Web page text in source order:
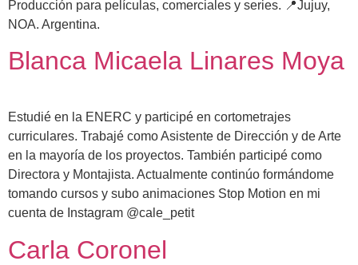
Producción para películas, comerciales y series. 📍Jujuy,
NOA. Argentina.
Blanca Micaela Linares Moya
Estudié en la ENERC y participé en cortometrajes
curriculares. Trabajé como Asistente de Dirección y de Arte
en la mayoría de los proyectos. También participé como
Directora y Montajista. Actualmente continúo formándome
tomando cursos y subo animaciones Stop Motion en mi
cuenta de Instagram @cale_petit
Carla Coronel